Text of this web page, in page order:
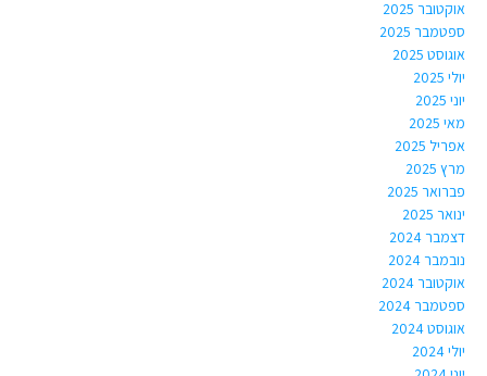
אוקטובר 2025
ספטמבר 2025
אוגוסט 2025
יולי 2025
יוני 2025
מאי 2025
אפריל 2025
מרץ 2025
פברואר 2025
ינואר 2025
דצמבר 2024
נובמבר 2024
אוקטובר 2024
ספטמבר 2024
אוגוסט 2024
יולי 2024